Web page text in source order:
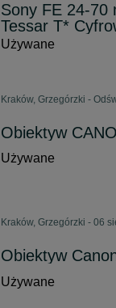
Sony FE 24-70
Tessar T*
Używane
Kraków, Grzegórzki -
Obiektyw
Używane
Kraków, Grzegórzki - 06
Obiektyw
Używane